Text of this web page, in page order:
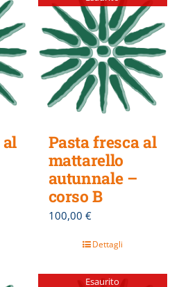
al
Pasta fresca al
mattarello
autunnale –
corso B
100,00 €
Dettagli
Esaurito